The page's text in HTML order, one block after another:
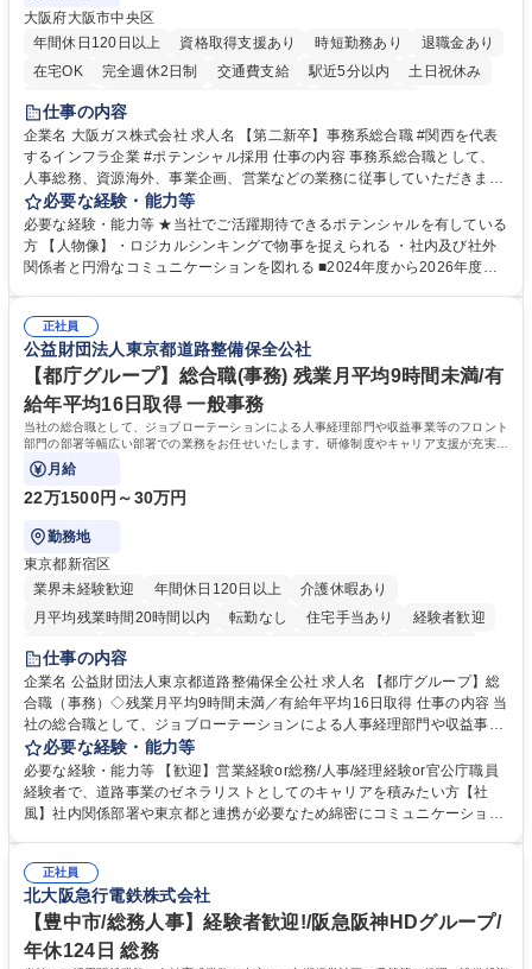
大阪府大阪市中央区
年間休日120日以上
資格取得支援あり 時短勤務あり
退職金あり
在宅OK
完全週休2日制 交通費支給 駅近5分以内
土日祝休み
服装自由
第二新卒歓迎
仕事の内容
企業名 大阪ガス株式会社 求人名 【第二新卒】事務系総合職 #関西を代表
するインフラ企業 #ポテンシャル採用 仕事の内容 事務系総合職として、
人事総務、資源海外、事業企画、営業などの業務に従事していただきま
す。 【業務内容の一例】■所属事業部の勤労業務 ■海外に関係する各種業
務 ■営業部門の企画スタッフ、ルート営業 【キャリアパス】入社後の配属
ポジションで一定期間ご活躍頂いた後、本人の適性及び将来のキャリアを
鑑みてジョブローテーションを行います。 【育成】OJTでの現場育成や研
表するインフラ企業 #ポテンシャル採用
必要な経験・能力等
必要な経験・能力等 ★当社でご活躍期待できるポテンシャルを有している
方 【人物像】・ロジカルシンキングで物事を捉えられる ・社内及び社外
関係者と円滑なコミュニケーションを図れる ■2024年度から2026年度ま
72.html ■エネルギーセキュリティの不安定化や気候変動による自然災害の
甚大化など、これまで以上に社会課題解決の重要性が高まっています。
「未来の日常」の創造に向けて持続可能な社会の実現に貢献してまいりま
す。 学歴・資格 学歴：大学院 大学 語学力： 資格：
正社員
公益財団法人東京都道路整備保全公社
【都庁グループ】総合職(事務) 残業月平均9時間未満/有
給年平均16日取得 一般事務
当社の総合職として、ジョブローテーションによる人事経理部門や収益事業等のフロント
部門の部署等幅広い部署での業務をお任せいたします。研修制度やキャリア支援が充実し
ております！ ※下記業務詳細
月給
22万1500円～30万円
勤務地
東京都新宿区
業界未経験歓迎
年間休日120日以上
介護休暇あり
月平均残業時間20時間以内
転勤なし 住宅手当あり
経験者歓迎
研修あり
退職金あり
駅近5分以内
資格取得手当あり 食事補助あり
仕事の内容
企業名 公益財団法人東京都道路整備保全公社 求人名 【都庁グループ】総
合職（事務）◇残業月平均9時間未満／有給年平均16日取得 仕事の内容 当
社の総合職として、ジョブローテーションによる人事経理部門や収益事業
等のフロント部門の部署等幅広い部署での業務をお任せいたします。研修
制度やキャリア支援が充実しております！ ※下記業務詳細 【業務詳細】■
管理部門：広報、人事、経理など当公社の運営に係る管理業務 ■収益部
門：駐車場の新規開拓、管理運営、新宿駅西口広場の「イベントコーナ
道路施設や道路工事現場の見学ツアー事業 ※入社後は上記いずれかの部門
へ配属。※業務内容変更の範囲：会社の定める業務 募集職種 【都庁グル
ープ】総合職（事務）◇残業月平均9時間未満／有給年平均16日取得
必要な経験・能力等
必要な経験・能力等 【歓迎】営業経験or総務/人事/経理経験or官公庁職員
経験者で、道路事業のゼネラリストとしてのキャリアを積みたい方【社
風】社内関係部署や東京都と連携が必要なため綿密にコミュニケーション
部門など多岐に渡る業務を経験できます。 ■様々なプロジェクト：駐車場
事業の他、新宿駅西口広場内に設置された照明を兼ねた広告「ブライトサ
イン」の管理運営を行うなど、事業収益を生み出す活動を積極的に行って
います。 学歴・資格 学歴：大学院 大学 高専 短大 専修学校 高校 語学力：
資格：
正社員
北大阪急行電鉄株式会社
【豊中市/総務人事】経験者歓迎!/阪急阪神HDグループ/
年休124日 総務